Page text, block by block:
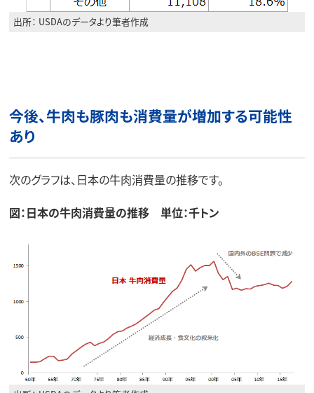
出所： USDAのデータより筆者作成
今後、牛肉も豚肉も消費量が増加する可能性
あり
次のグラフは、日本の牛肉消費量の推移です。
図：日本の牛肉消費量の推移 単位：千トン